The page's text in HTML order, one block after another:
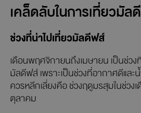
เคล็ดลับในการเที่ยวมั
ช่วงที่น่าไปเที่ยวมัลดีฟส์
เดือนพฤศจิกายนถึงเมษายน เป็นช่วง
มัลดีฟส์ เพราะเป็นช่วงที่อากาศดีและ
ควรหลีกเลี่ยงคือ ช่วงฤดูมรสุมในช่ว
ตุลาคม